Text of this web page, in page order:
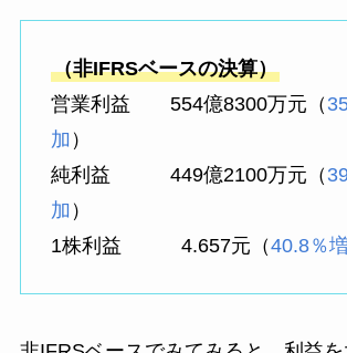
（非IFRSベースの決算）
営業利益 554億8300万元（
加 ）
純利益 449億2100万元（
加 ）
1株利益 4.657元（40.8％